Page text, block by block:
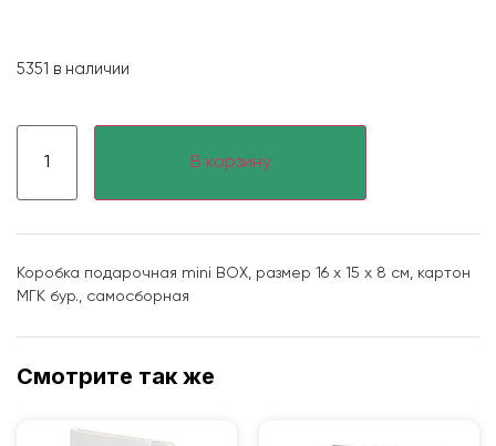
5351 в наличии
В корзину
Коробка подарочная mini BOX, размер 16 x 15 x 8 см, картон
МГК бур., самосборная
Смотрите так же